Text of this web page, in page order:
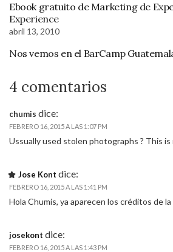
Ebook gratuito de Marketing de
Experience
abril 13, 2010
Nos vemos en el BarCamp
4 comentarios
chumis dice:
FEBRERO 16, 2015 A LAS 1:07 PM
Ussually used stolen photographs ? This is
Jose Kont dice:
FEBRERO 16, 2015 A LAS 1:41 PM
Hola Chumis, ya aparecen los créditos de
josekont dice:
FEBRERO 16, 2015 A LAS 1:43 PM